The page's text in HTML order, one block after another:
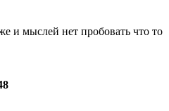
и мыслей нет пробовать что то